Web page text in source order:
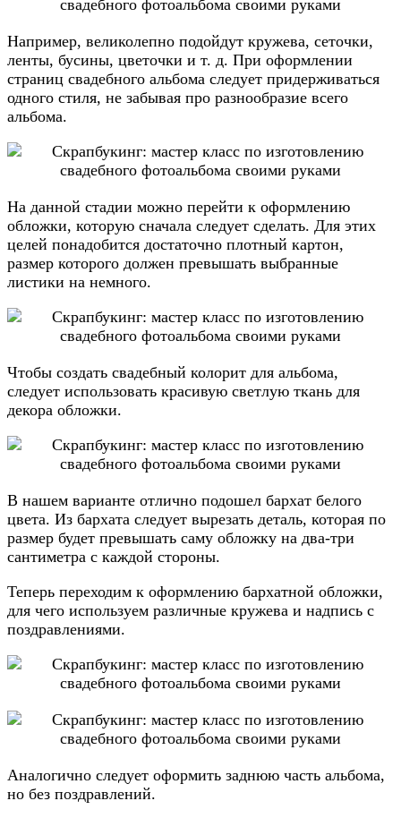
Например, великолепно подойдут кружева, сеточки,
ленты, бусины, цветочки и т. д. При оформлении
страниц свадебного альбома следует придерживаться
одного стиля, не забывая про разнообразие всего
альбома.
На данной стадии можно перейти к оформлению
обложки, которую сначала следует сделать. Для этих
целей понадобится достаточно плотный картон,
размер которого должен превышать выбранные
листики на немного.
Чтобы создать свадебный колорит для альбома,
следует использовать красивую светлую ткань для
декора обложки.
В нашем варианте отлично подошел бархат белого
цвета. Из бархата следует вырезать деталь, которая по
размер будет превышать саму обложку на два-три
сантиметра с каждой стороны.
Теперь переходим к оформлению бархатной обложки,
для чего используем различные кружева и надпись с
поздравлениями.
Аналогично следует оформить заднюю часть альбома,
но без поздравлений.